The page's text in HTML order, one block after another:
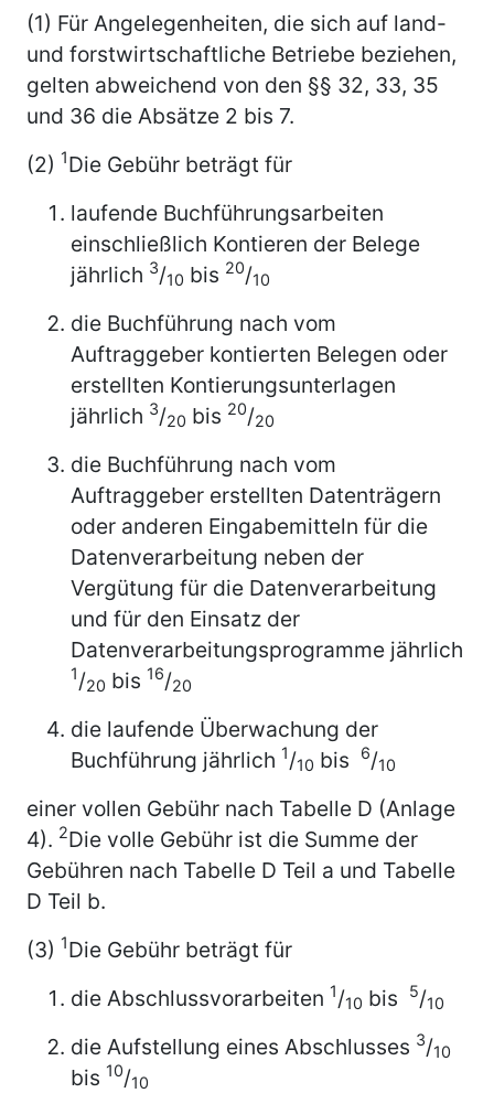
(1) Für Angelegenheiten, die sich auf land-
und forstwirtschaftliche Betriebe beziehen,
gelten abweichend von den §§ 32, 33, 35
und 36 die Absätze 2 bis 7.
(2) 1Die Gebühr beträgt für
laufende Buchführungsarbeiten
einschließlich Kontieren der Belege
jährlich 3/10 bis 20/10
die Buchführung nach vom
Auftraggeber kontierten Belegen oder
erstellten Kontierungsunterlagen
jährlich 3/20 bis 20/20
die Buchführung nach vom
Auftraggeber erstellten Datenträgern
oder anderen Eingabemitteln für die
Datenverarbeitung neben der
Vergütung für die Datenverarbeitung
und für den Einsatz der
Datenverarbeitungsprogramme jährlich
1/20 bis 16/20
die laufende Überwachung der
Buchführung jährlich 1/10 bis 6/10
einer vollen Gebühr nach Tabelle D (Anlage
4). 2Die volle Gebühr ist die Summe der
Gebühren nach Tabelle D Teil a und Tabelle
D Teil b.
(3) 1Die Gebühr beträgt für
die Abschlussvorarbeiten 1/10 bis 5/10
die Aufstellung eines Abschlusses 3/10
bis 10/10